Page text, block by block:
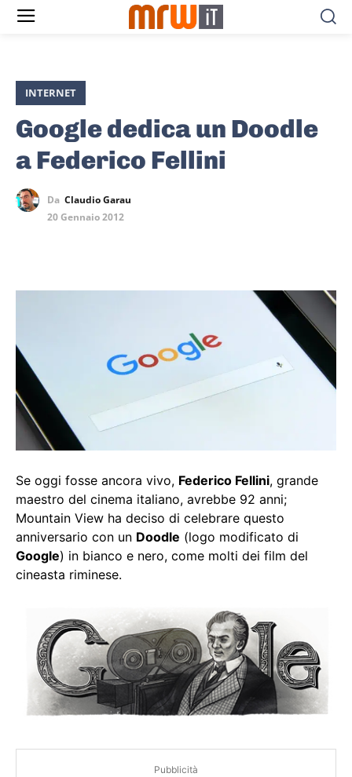
INTERNET
Google dedica un Doodle
a Federico Fellini
Da Claudio Garau
20 Gennaio 2012
Se oggi fosse ancora vivo, Federico Fellini, grande
maestro del cinema italiano, avrebbe 92 anni;
Mountain View ha deciso di celebrare questo
anniversario con un Doodle (logo modificato di
Google) in bianco e nero, come molti dei film del
cineasta riminese.
Pubblicità